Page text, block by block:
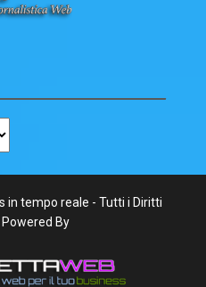
in tempo reale - Tutti i Diritti
By